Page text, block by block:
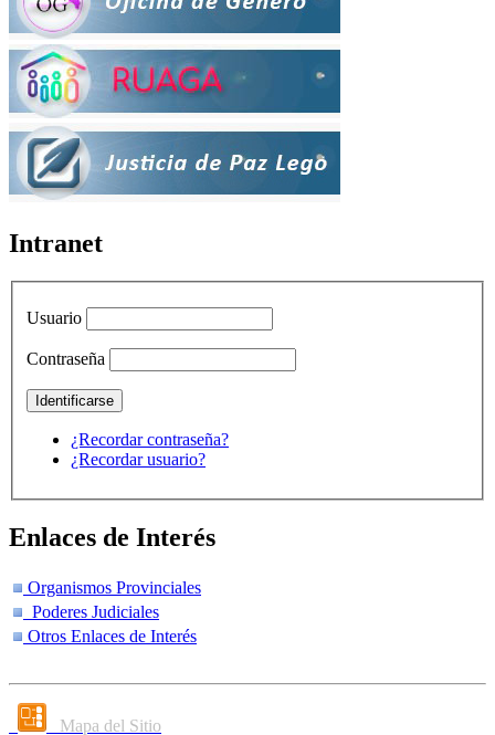
Intranet
Usuario
Contraseña
¿Recordar contraseña?
¿Recordar usuario?
Enlaces de Interés
Organismos Provinciales
Poderes Judiciales
Otros Enlaces de Interés
Mapa del Sitio